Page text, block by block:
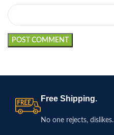
Free Shipping.
No one rejects, dislikes.